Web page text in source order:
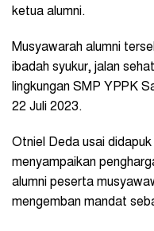
ketua alumni.
Musyawarah alumni
ibadah syukur, jalan
lingkungan SMP YPPK
22 Juli 2023.
Otniel Deda usai
menyampaikan
alumni peserta
mengemban mandat